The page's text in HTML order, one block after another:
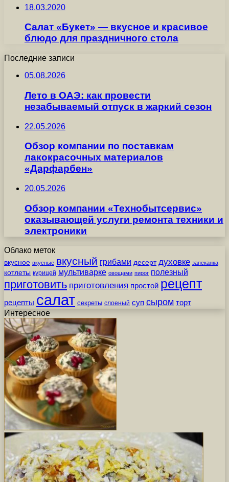
18.03.2020
Салат «Букет» — вкусное и красивое
блюдо для праздничного стола
Последние записи
05.08.2026
Лето в ОАЭ: как провести
незабываемый отпуск в жаркий сезон
22.05.2026
Обзор компании по поставкам
лакокрасочных материалов
«Дарфарбен»
20.05.2026
Обзор компании «Технобытсервис»
оказывающей услуги ремонта техники и
электроники
Облако меток
вкусное вкусные вкусный грибами десерт духовке запеканка
котлеты курицей мультиварке овощами пирог полезный
приготовить приготовления простой рецепт
рецепты салат секреты слоеный суп сыром торт
Интересное